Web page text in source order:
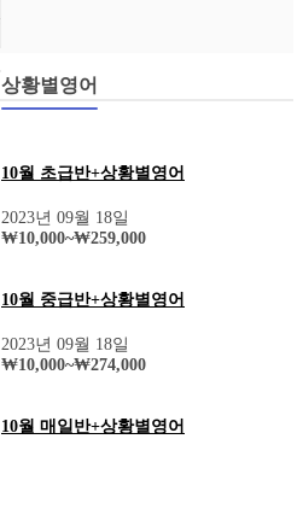
상황별영어
10월 초급반+상황별영어
2023년 09월 18일
₩10,000~₩259,000
10월 중급반+상황별영어
2023년 09월 18일
₩10,000~₩274,000
10월 매일반+상황별영어